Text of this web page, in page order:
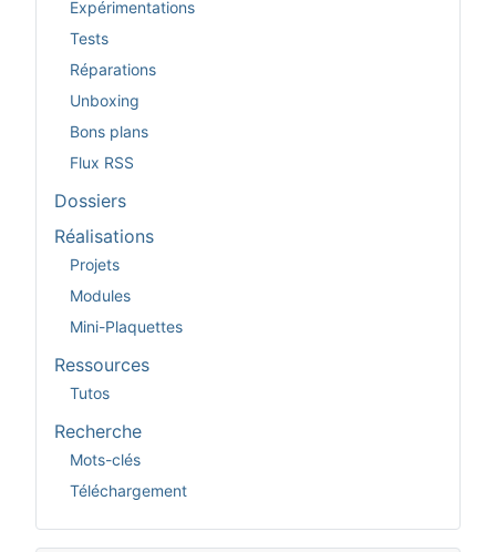
Expérimentations
Tests
Réparations
Unboxing
Bons plans
Flux RSS
Dossiers
Réalisations
Projets
Modules
Mini-Plaquettes
Ressources
Tutos
Recherche
Mots-clés
Téléchargement